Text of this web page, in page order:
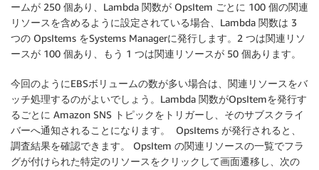
ームが 250 個あり、Lambda 関数が OpsItem ごとに 100 個の関連
リソースを含めるように設定されている場合、Lambda 関数は 3
つの OpsItems をSystems Managerに発行します。2 つは関連リソ
ースが 100 個あり、もう 1 つは関連リソースが 50 個あります。
今回のようにEBSボリュームの数が多い場合は、関連リソースをバ
ッチ処理するのがよいでしょう。Lambda 関数がOpsItemを発行す
るごとに Amazon SNS トピックをトリガーし、そのサブスクライ
バーへ通知されることになります。 OpsItems が発行されると、
調査結果を確認できます。 OpsItem の関連リソースの一覧でフラ
グが付けられた特定のリソースをクリックして画面遷移し、次の